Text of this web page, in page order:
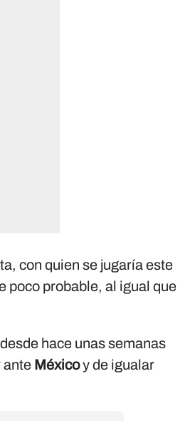
con quien se jugaría este
poco probable, al igual que
hace unas semanas
ante Méxicoy de igualar